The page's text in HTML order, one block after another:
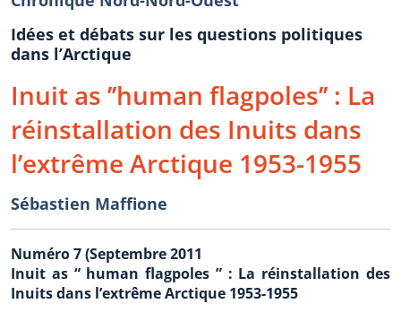
Idées et débats sur les questions politiques
dans l’Arctique
Inuit as ’’human flagpoles’’ : La
réinstallation des Inuits dans
l’extrême Arctique 1953-1955
Sébastien Maffione
Numéro 7 (Septembre 2011
Inuit as “ human flagpoles ” : La réinstallation des
Inuits dans l’extrême Arctique 1953-1955